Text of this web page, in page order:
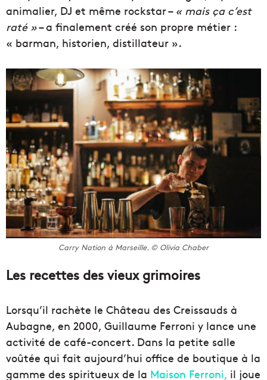
animalier, DJ et même rockstar – « mais ça c’est
raté »– a finalement créé son propre métier :
« barman, historien, distillateur ».
Carry Nation à Marseille. © Olivia Chaber
Les recettes des vieux grimoires
Lorsqu’il rachète le Château des Creissauds à
Aubagne, en 2000, Guillaume Ferroni y lance une
activité de café-concert. Dans la petite salle
voûtée qui fait aujourd’hui office de boutique à la
gamme des spiritueux de la Maison Ferroni, il joue